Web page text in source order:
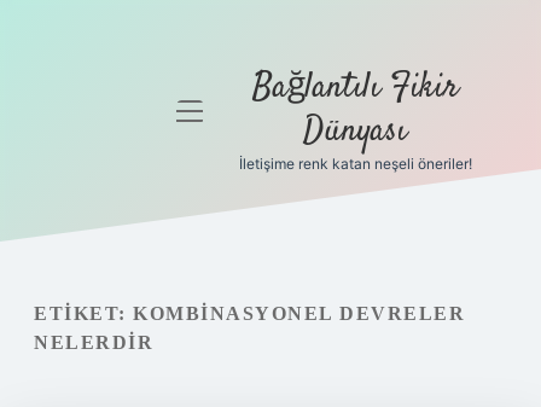
Gizlilik
Yasal Uyarı
menüyü
Bağlantılı Fikir
Dünyası
İletişime renk katan neşeli öneriler!
ETIKET: KOMBINASYONEL DEVRELER
NELERDIR